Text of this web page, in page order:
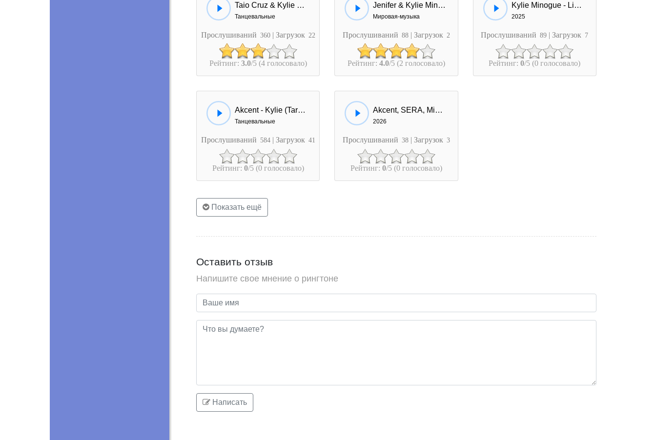
Taio Cruz & Kylie Minogue - Higher
Танцевальные
Прослушиваний 360 | Загрузок 22
Рейтинг: 3.0/5 (4 голосовало)
Jenifer & Kylie Minogue - On Oublie Le Reste
Мировая-музыка
Прослушиваний 88 | Загрузок 2
Рейтинг: 4.0/5 (2 голосовало)
Kylie Minogue - Lights Camera Action
2025
Прослушиваний 89 | Загрузок 7
Рейтинг:0/5 (0 голосовало)
Akcent - Kylie (Tarantino Refresh)
Танцевальные
Прослушиваний 584 | Загрузок 41
Рейтинг: 0/5 (0 голосовало)
Akcent, SERA, Misha Miller - Don't Leave - Kylie
2026
Прослушиваний 38 | Загрузок 3
Рейтинг: 0/5 (0 голосовало)
Показать ещё
Оставить отзыв
Напишите свое мнение о рингтоне
Написать